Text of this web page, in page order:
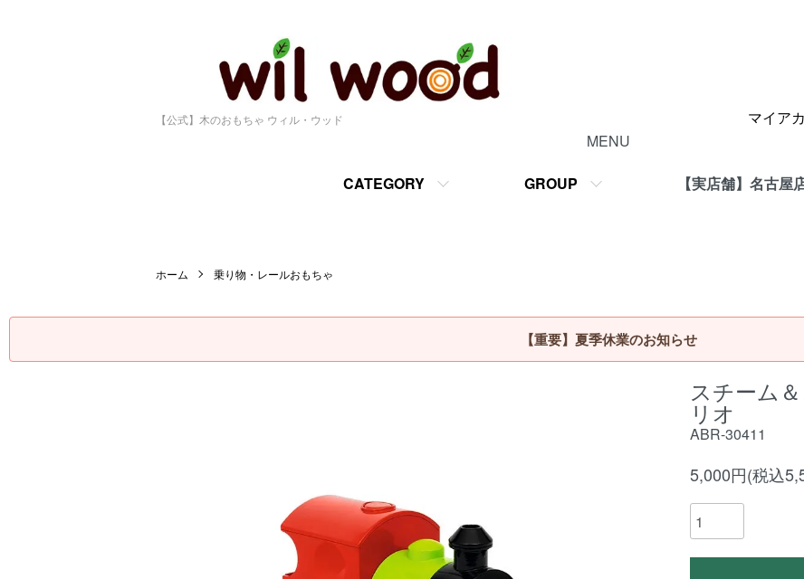
【公式】木のおもちゃ ウィル・ウッド
MENU
CATEGORY GROUP 【実店舗】名古屋
マイア
ホーム 乗り物・レールおもちゃ
【重要】夏季休業のお知らせ
スチーム
リオ
ABR-30411
5,000円(税込